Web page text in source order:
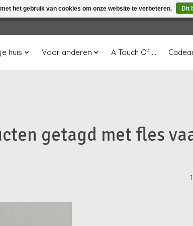
huis Voor anderen A Touch Of ...
getagd met fles
het gebruik van cookies om onze website te verbeteren. Dit
in aanbouw. Eventueel geplaatste orders zullen niet